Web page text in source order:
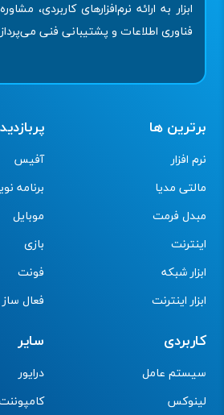
ابزار به ارائه نرم‌افزارهای کاربردی،
فناوری اطلاعات و پشتیبانی فنی
برترین ها
نرم افزار
مالتی مدیا
مبدل فرمت
اینترنت
ابزار شبکه
ابزار اینترنت
پربازدید
آفیس
برنامه
موبایل
بازی
فونت
فعال ساز
کاربردی
سیستم عامل
لینوکس
سایر
درایور